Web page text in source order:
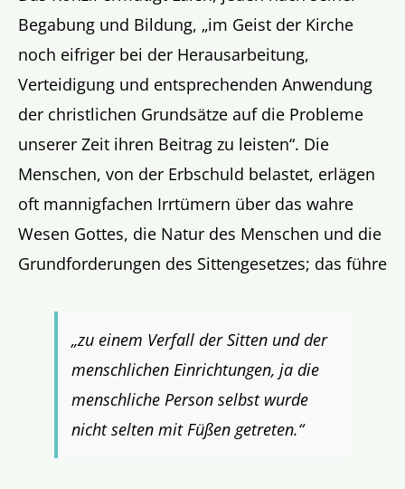
Begabung und Bildung, „im Geist der Kirche
noch eifriger bei der Herausarbeitung,
Verteidigung und entsprechenden Anwendung
der christlichen Grundsätze auf die Probleme
unserer Zeit ihren Beitrag zu leisten“. Die
Menschen, von der Erbschuld belastet, erlägen
oft mannigfachen Irrtümern über das wahre
Wesen Gottes, die Natur des Menschen und die
Grundforderungen des Sittengesetzes; das führe
„zu einem Verfall der Sitten und der
menschlichen Einrichtungen, ja die
menschliche Person selbst wurde
nicht selten mit Füßen getreten.“